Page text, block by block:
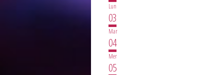
Lun
03
Mar
04
Mer
05